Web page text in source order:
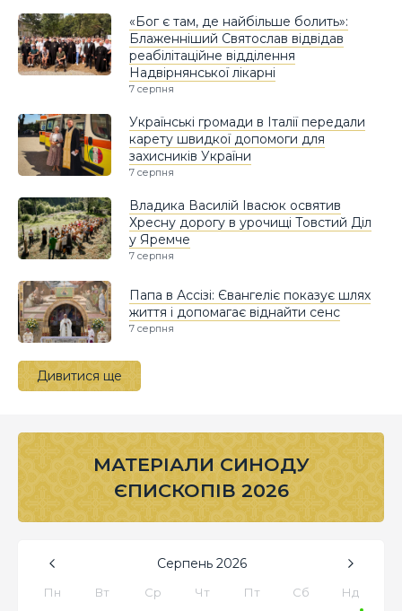
«Бог є там, де найбільше болить»:
Блаженніший Святослав відвідав
реабілітаційне відділення
Надвірнянської лікарні
7 серпня
Українські громади в Італії передали
карету швидкої допомоги для
захисників України
7 серпня
Владика Василій Івасюк освятив
Хресну дорогу в урочищі Товстий Діл
у Яремче
7 серпня
Папа в Ассізі: Євангеліє показує шлях
життя і допомагає віднайти сенс
7 серпня
Дивитися ще
МАТЕРІАЛИ СИНОДУ
ЄПИСКОПІВ 2026
Серпень 2026
Пн Вт Ср Чт Пт Сб Нд